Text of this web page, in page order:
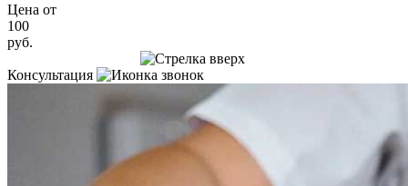
Цена от
100
руб.
Консультация